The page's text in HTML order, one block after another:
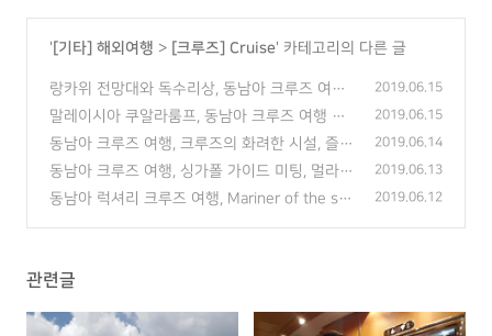
' [기타] 해외여행 > [크루즈] Cruise' 카테고리의 다른 글
랑카위 전망대와 독수리상, 동남아 크루즈 여행
두 번째 기항지
(0)
2019.06.15
말레이시아 쿠알라룸프, 동남아 크루즈 여행 첫
기항지
(0)
2019.06.15
동남아 크루즈 여행, 크루즈의 화려한 시설, 즐길
거리
(0)
2019.06.14
동남아 크루즈 여행, 싱가폴 가이드 미팅, 멀라이
언 구경
(0)
2019.06.13
동남아 럭셔리 크루즈 여행, Mariner of the sea
2019.06.12
관련글